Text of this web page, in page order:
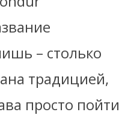
– столько
традицией,
просто пойти